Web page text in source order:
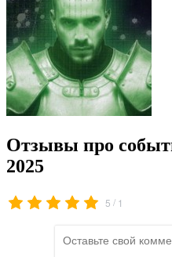
Отзывы про
2025
5 / 1